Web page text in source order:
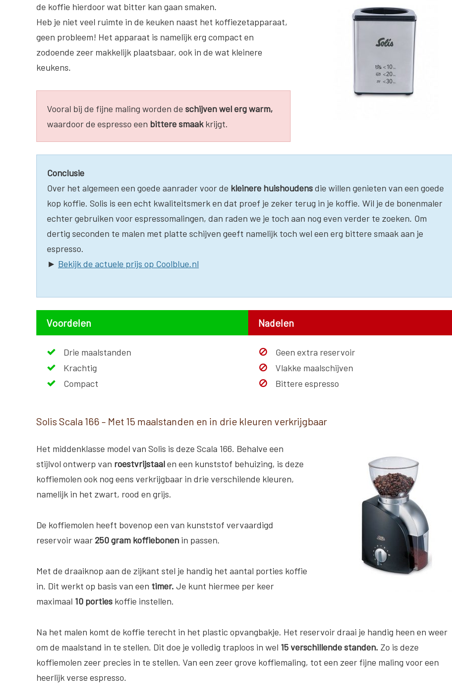
de koffie hierdoor wat bitter kan gaan smaken.
Heb je niet veel ruimte in de keuken naast het koffiezetapparaat,
geen probleem! Het apparaat is namelijk erg compact en
zodoende zeer makkelijk plaatsbaar, ook in de wat kleinere
keukens.
Vooral bij de fijne maling worden de schijven wel erg warm,
waardoor de espresso een bittere smaakkrijgt.
Conclusie
Over het algemeen een goede aanrader voor de kleinere huishoudensdie willen genieten van een goede
kop koffie. Solis is een echt kwaliteitsmerk en dat proef je zeker terug in je koffie. Wil je de bonenmaler
echter gebruiken voor espressomalingen, dan raden we je toch aan nog even verder te zoeken. Om
dertig seconden te malen met platte schijven geeft namelijk toch wel een erg bittere smaak aan je
espresso.
► Bekijk de actuele prijs op Coolblue.nl
Voordelen
Drie maalstanden
Krachtig
Compact
Nadelen
Geen extra reservoir
Vlakke maalschijven
Bittere espresso
Solis Scala 166 – Met 15 maalstanden en in drie kleuren verkrijgbaar
Het middenklasse model van Solis is deze Scala 166. Behalve een
stijlvol ontwerp van roestvrijstaalen een kunststof behuizing, is deze
koffiemolen ook nog eens verkrijgbaar in drie verschilende kleuren,
namelijk in het zwart, rood en grijs.
De koffiemolen heeft bovenop een van kunststof vervaardigd
reservoir waar250 gram koffiebonen in passen.
Met de draaiknop aan de zijkant stel je handig het aantal porties koffie
in. Dit werkt op basis van een timer. Je kunt hiermee per keer
maximaal 10 porties koffie instellen.
Na het malen komt de koffie terecht in het plastic opvangbakje. Het reservoir draai je handig heen en weer
om de maalstand in te stellen. Dit doe je volledig traploos in wel 15 verschillende standen. Zo is deze
koffiemolen zeer precies in te stellen. Van een zeer grove koffiemaling, tot een zeer fijne maling voor een
heerlijk verse espresso.